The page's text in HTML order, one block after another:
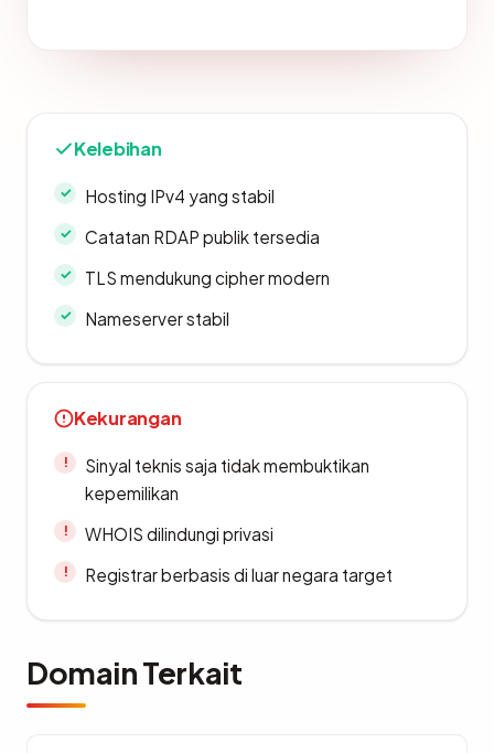
Kelebihan
Hosting IPv4 yang stabil
Catatan RDAP publik tersedia
TLS mendukung cipher modern
Nameserver stabil
Kekurangan
Sinyal teknis saja tidak membuktikan
kepemilikan
WHOIS dilindungi privasi
Registrar berbasis di luar negara target
Domain Terkait